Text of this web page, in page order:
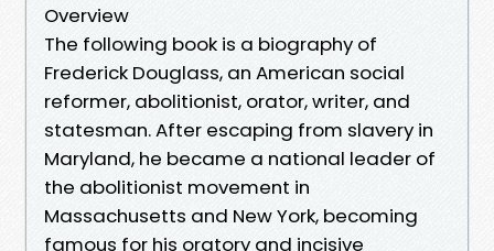
Overview
The following book is a biography of
Frederick Douglass, an American social
reformer, abolitionist, orator, writer, and
statesman. After escaping from slavery in
Maryland, he became a national leader of
the abolitionist movement in
Massachusetts and New York, becoming
famous for his oratory and incisive